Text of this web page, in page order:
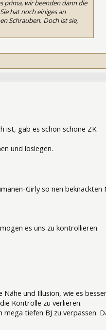
prima, wir beenden dann die
hat noch einiges an
Schrauben. Doch ist sie,
ist, gab es schon schöne ZK.
und loslegen.
Girly so nen beknackten
es uns zu kontrollieren.
und Illusion, wie es
Kontrolle zu verlieren.
tiefen BJ zu verpassen.